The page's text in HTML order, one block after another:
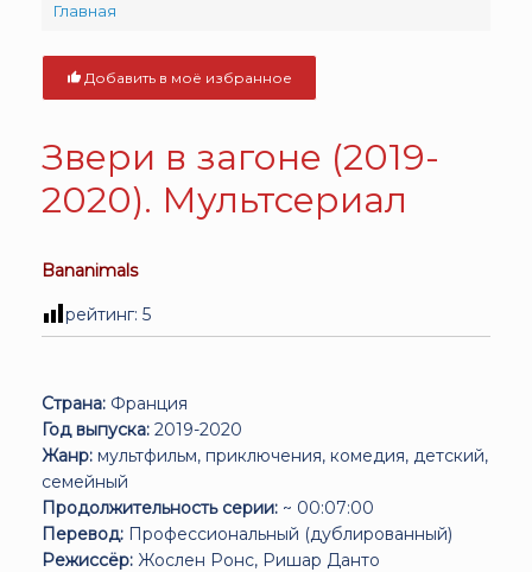
Главная
Добавить в моё избранное
Звери в загоне (2019-
2020). Мультсериал
Bananimals
рейтинг: 5
Страна: Франция
Год выпуска: 2019-2020
Жанр: мультфильм, приключения, комедия, детский,
семейный
Продолжительность серии: ~ 00:07:00
Перевод: Профессиональный (дублированный)
Режиссёр: Жослен Ронс, Ришар Данто